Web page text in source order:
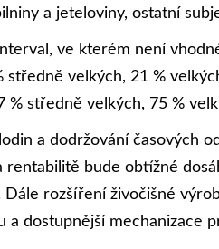
a jeteloviny, ostatní
ve kterém není
velkých, 21 %
středně velkých, 75 %
a dodržování časových
bude obtížné
rozšíření živočišné
dostupnější mechanizace